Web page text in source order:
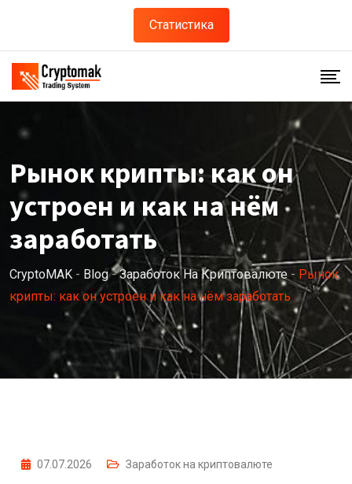
content
Статистика
Рынок крипты: как он
устроен и как на нём
заработать
CryptoMAK - Blog-Заработок На Криптовалюте- Рынок
крипты: как он устроен и как на нём заработать
07.07.2026 Заработок на криптовалюте